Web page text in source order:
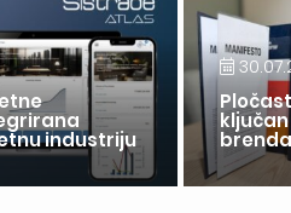
industriju brenda